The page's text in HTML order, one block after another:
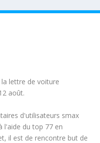
lettre de voiture
août.
d'utilisateurs smax
l'aide du top 77 en
il est de rencontre but de